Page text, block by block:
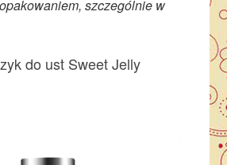
szczególnie w
do ust Sweet Jelly